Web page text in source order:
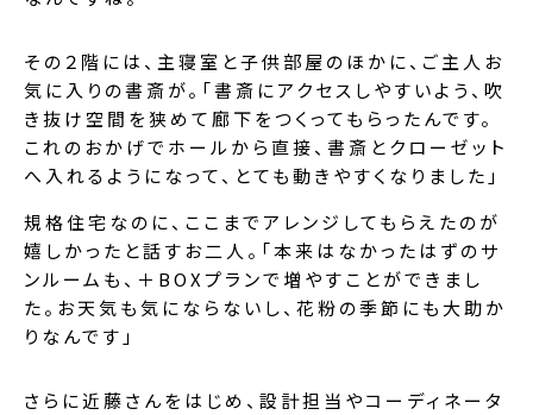
その２階には、主寝室と子供部屋のほかに、ご主人お
気に入りの書斎が。「書斎にアクセスしやすいよう、吹
き抜け空間を狭めて廊下をつくってもらったんです。
これのおかげでホールから直接、書斎とクローゼット
へ入れるようになって、とても動きやすくなりました」
規格住宅なのに、ここまでアレンジしてもらえたのが
嬉しかったと話すお二人。「本来はなかったはずのサ
ンルームも、＋BOXプランで増やすことができまし
た。お天気も気にならないし、花粉の季節にも大助か
りなんです」
さらに近藤さんをはじめ、設計担当やコーディネータ